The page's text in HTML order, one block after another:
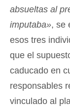
absueltas al
imputaba», se
esos tres
que el
caducado en
responsables
vinculado al